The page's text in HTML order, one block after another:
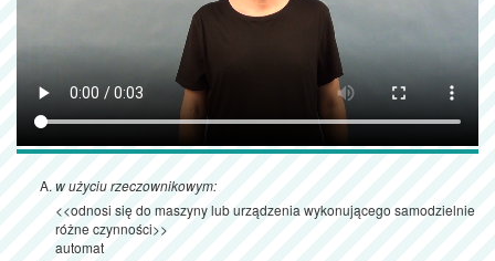
w użyciu rzeczownikowym:
<<odnosi się do maszyny lub urządzenia wykonującego samodzielnie
różne czynności>>
automat